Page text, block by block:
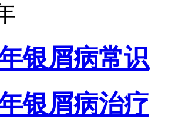
银屑病常识
银屑病治疗